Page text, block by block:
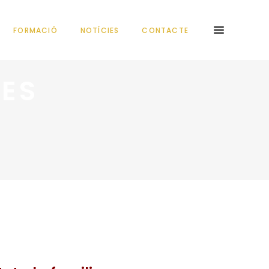
FORMACIÓ NOTÍCIES CONTACTE